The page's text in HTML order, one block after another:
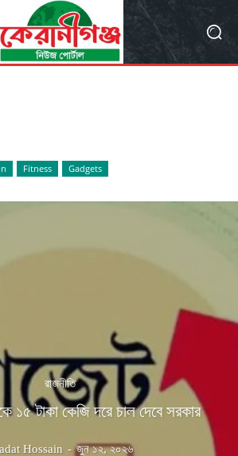
Fitness Gadgets
রাজনীতি
১৫ টাকা কেজি দরে চাল দেবে সরকার
Hossain - জুন ১২, ২০২৬